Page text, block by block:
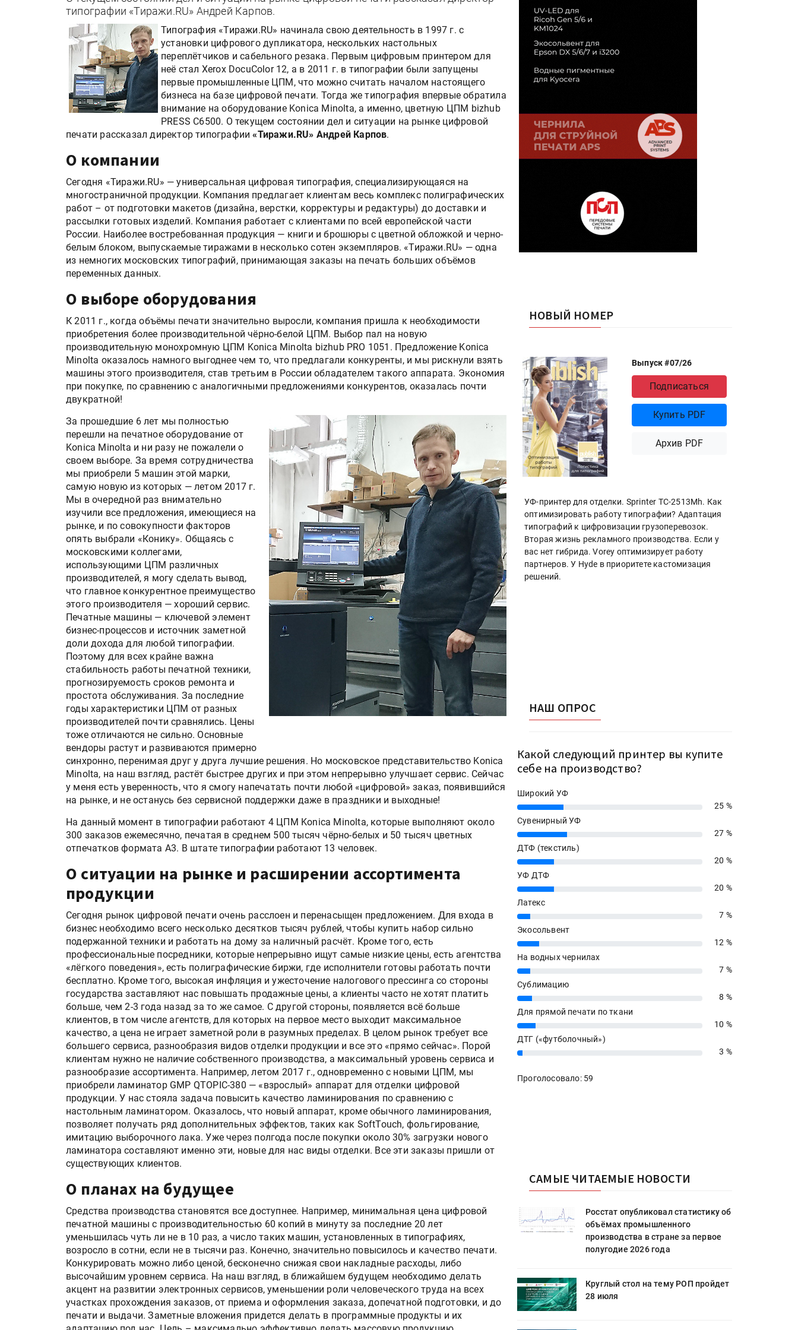
типографии «Тиражи.RU» Андрей Карпов.
Типография «Тиражи.RU» начинала свою деятельность в 1997 г. с
установки цифрового дупликатора, нескольких настольных
переплётчиков и сабельного резака. Первым цифровым принтером для
неё стал Xerox DocuColor 12, а в 2011 г. в типографии были запущены
первые промышленные ЦПМ, что можно считать началом настоящего
бизнеса на базе цифровой печати. Тогда же типография впервые обратила
внимание на оборудование Konica Minolta, а именно, цветную ЦПМ bizhub
PRESS C6500. О текущем состоянии дел и ситуации на рынке цифровой
печати рассказал директор типографии«Тиражи.RU» Андрей Карпов.
О компании
Сегодня «Тиражи.RU» — универсальная цифровая типография, специализирующаяся на
многостраничной продукции. Компания предлагает клиентам весь комплекс полиграфических
работ – от подготовки макетов (дизайна, верстки, корректуры и редактуры) до доставки и
рассылки готовых изделий. Компания работает с клиентами по всей европейской части
России. Наиболее востребованная продукция — книги и брошюры с цветной обложкой и черно-
белым блоком, выпускаемые тиражами в несколько сотен экземпляров. «Тиражи.RU» — одна
из немногих московских типографий, принимающая заказы на печать больших объёмов
переменных данных.
О выборе оборудования
К 2011 г., когда объёмы печати значительно выросли, компания пришла к необходимости
приобретения более производительной чёрно-белой ЦПМ. Выбор пал на новую
производительную монохромную ЦПМ Konica Minolta bizhub PRO 1051. Предложение Konica
Minolta оказалось намного выгоднее чем то, что предлагали конкуренты, и мы рискнули взять
машины этого производителя, став третьим в России обладателем такого аппарата. Экономия
при покупке, по сравнению с аналогичными предложениями конкурентов, оказалась почти
двукратной!
За прошедшие 6 лет мы полностью
перешли на печатное оборудование от
Konica Minolta и ни разу не пожалели о
своем выборе. За время сотрудничества
мы приобрели 5 машин этой марки,
самую новую из которых — летом 2017 г.
Мы в очередной раз внимательно
изучили все предложения, имеющиеся на
рынке, и по совокупности факторов
опять выбрали «Конику». Общаясь с
московскими коллегами,
использующими ЦПМ различных
производителей, я могу сделать вывод,
что главное конкурентное преимущество
этого производителя — хороший сервис.
Печатные машины — ключевой элемент
бизнес-процессов и источник заметной
доли дохода для любой типографии.
Поэтому для всех крайне важна
стабильность работы печатной техники,
прогнозируемость сроков ремонта и
простота обслуживания. За последние
годы характеристики ЦПМ от разных
производителей почти сравнялись. Цены
тоже отличаются не сильно. Основные
вендоры растут и развиваются примерно
синхронно, перенимая друг у друга лучшие решения. Но московское представительство Konica
Minolta, на наш взгляд, растёт быстрее других и при этом непрерывно улучшает сервис. Сейчас
у меня есть уверенность, что я смогу напечатать почти любой «цифровой» заказ, появившийся
на рынке, и не останусь без сервисной поддержки даже в праздники и выходные!
На данный момент в типографии работают 4 ЦПМ Konica Minolta, которые выполняют около
300 заказов ежемесячно, печатая в среднем 500 тысяч чёрно-белых и 50 тысяч цветных
отпечатков формата А3. В штате типографии работают 13 человек.
О ситуации на рынке и расширении ассортимента
продукции
Сегодня рынок цифровой печати очень расслоен и перенасыщен предложением. Для входа в
бизнес необходимо всего несколько десятков тысяч рублей, чтобы купить набор сильно
подержанной техники и работать на дому за наличный расчёт. Кроме того, есть
профессиональные посредники, которые непрерывно ищут самые низкие цены, есть агентства
«лёгкого поведения», есть полиграфические биржи, где исполнители готовы работать почти
бесплатно. Кроме того, высокая инфляция и ужесточение налогового прессинга со стороны
государства заставляют нас повышать продажные цены, а клиенты часто не хотят платить
больше, чем 2-3 года назад за то же самое. С другой стороны, появляется всё больше
клиентов, в том числе агентств, для которых на первое место выходит максимальное
качество, а цена не играет заметной роли в разумных пределах. В целом рынок требует все
большего сервиса, разнообразия видов отделки продукции и все это «прямо сейчас». Порой
клиентам нужно не наличие собственного производства, а максимальный уровень сервиса и
разнообразие ассортимента. Например, летом 2017 г., одновременно с новыми ЦПМ, мы
приобрели ламинатор GMP QTOPIC-380 — «взрослый» аппарат для отделки цифровой
продукции. У нас стояла задача повысить качество ламинирования по сравнению с
настольным ламинатором. Оказалось, что новый аппарат, кроме обычного ламинирования,
позволяет получать ряд дополнительных эффектов, таких как SoftTouch, фольгирование,
имитацию выборочного лака. Уже через полгода после покупки около 30% загрузки нового
ламинатора составляют именно эти, новые для нас виды отделки. Все эти заказы пришли от
существующих клиентов.
О планах на будущее
Средства производства становятся все доступнее. Например, минимальная цена цифровой
печатной машины с производительностью 60 копий в минуту за последние 20 лет
уменьшилась чуть ли не в 10 раз, а число таких машин, установленных в типографиях,
возросло в сотни, если не в тысячи раз. Конечно, значительно повысилось и качество печати.
Конкурировать можно либо ценой, бесконечно снижая свои накладные расходы, либо
высочайшим уровнем сервиса. На наш взгляд, в ближайшем будущем необходимо делать
акцент на развитии электронных сервисов, уменьшении роли человеческого труда на всех
участках прохождения заказов, от приема и оформления заказа, допечатной подготовки, и до
печати и выдачи. Заметные вложения придется делать в программные продукты и их
НОВЫЙ НОМЕР
Выпуск #07/26
Подписаться
Купить PDF
Архив PDF
УФ-принтер для отделки. Sprinter ТС-2513Mh. Как
оптимизировать работу типографии? Адаптация
типографий к цифровизации грузоперевозок.
Вторая жизнь рекламного производства. Если у
вас нет гибрида. Vorey оптимизирует работу
партнеров. У Hyde в приоритете кастомизация
решений.
НАШ ОПРОС
Какой следующий принтер вы купите
себе на производство?
Широкий УФ
25%
25 %
Сувенирный УФ
27%
27 %
ДТФ (текстиль)
20%
20 %
УФ ДТФ
20%
20 %
Латекс
7%
7 %
Экосольвент
12%
12 %
На водных чернилах
7%
7 %
Сублимацию
8%
8 %
Для прямой печати по ткани
10%
10 %
ДТГ («футболочный»)
3% 3 %
Проголосовало: 59
САМЫЕ ЧИТАЕМЫЕ НОВОСТИ
Росстат опубликовал статистику об
объёмах промышленного
производства в стране за первое
полугодие 2026 года
Круглый стол на тему РОП пройдет
28 июля
Росстат опубликовал статистику об
объёмах промышленного
производства в стране за первое
полугодие 2026 года
Круглый стол на тему РОП пройдет
Росстат опубликовал статистику об
объёмах промышленного
производства в стране за первое
полугодие 2026 года
Круглый стол на тему РОП пройдет
28 июля